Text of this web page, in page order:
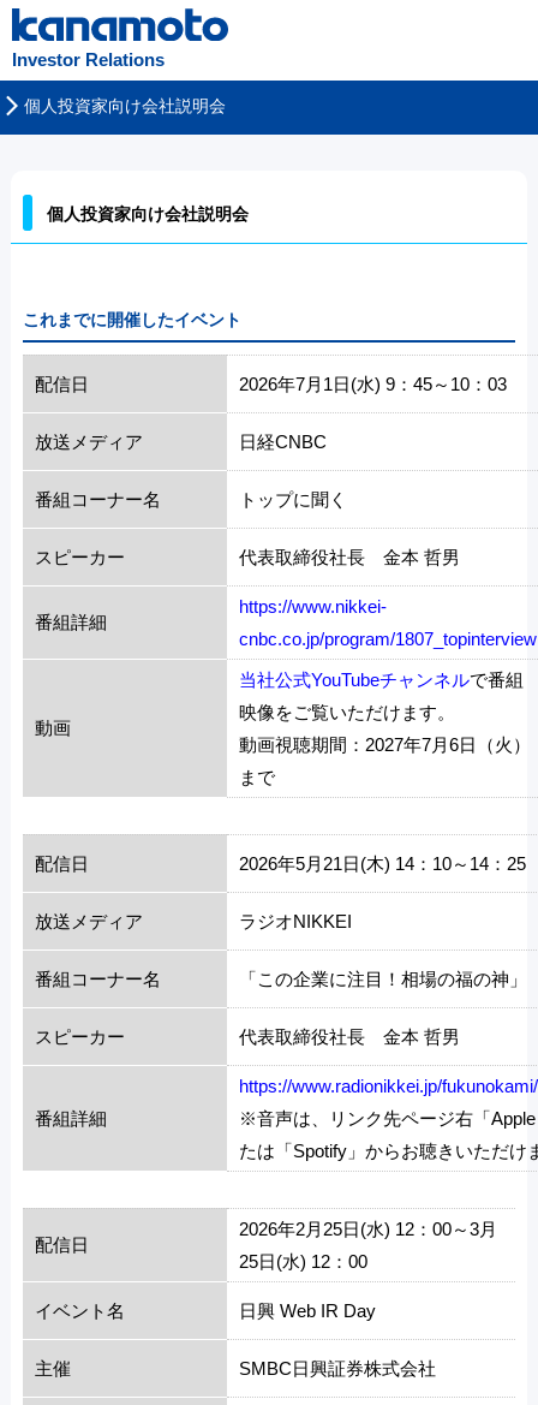
Investor Relations
個人投資家向け会社説明会
個人投資家向け会社説明会
これまでに開催したイベント
配信日 2026年7月1日(水) 9：45～10：03
放送メディア 日経CNBC
番組コーナー名 トップに聞く
スピーカー 代表取締役社長 金本 哲男
番組詳細
https://www.nikkei-
cnbc.co.jp/program/1807_topinterview
動画
当社公式YouTubeチャンネルで番組
映像をご覧いただけます。
動画視聴期間：2027年7月6日（火）
まで
配信日 2026年5月21日(木) 14：10～14：25
放送メディア ラジオNIKKEI
番組コーナー名 「この企業に注目！相場の福の神」
スピーカー 代表取締役社長 金本 哲男
番組詳細
https://www.radionikkei.jp/
※音声は、リンク先ページ右「
たは「Spotify」からお聴きいただけ
配信日
2026年2月25日(水) 12：00～3月
25日(水) 12：00
イベント名 日興 Web IR Day
主催 SMBC日興証券株式会社